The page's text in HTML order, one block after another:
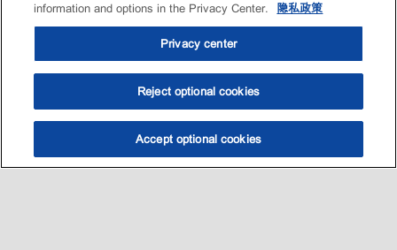
选油助手 查找门店
information and options in the Privacy Center.
隐私政策
Privacy center
Reject optional cookies
Accept optional cookies